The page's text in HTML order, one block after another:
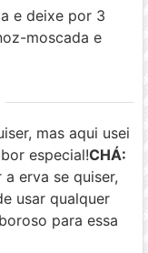
e deixe por 3
moscada e
mas aqui usei
especial!CHÁ:
erva se quiser,
usar qualquer
para essa